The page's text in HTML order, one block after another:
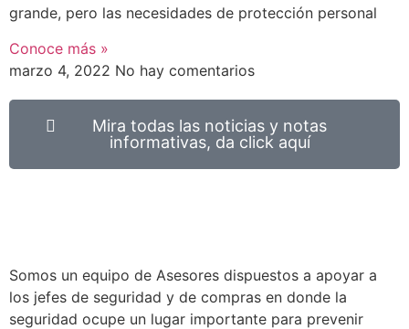
grande, pero las necesidades de protección personal
Conoce más »
marzo 4, 2022 No hay comentarios
Mira todas las noticias y notas
informativas, da click aquí
Somos un equipo de Asesores dispuestos a apoyar a
los jefes de seguridad y de compras en donde la
seguridad ocupe un lugar importante para prevenir